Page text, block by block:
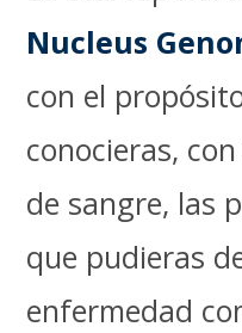
Nucleus
con el
conocieras,
de sangre, las
que pudieras
enfermedad